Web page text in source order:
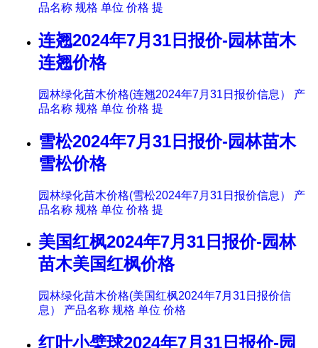
品名称 规格 单位 价格 提
连翘2024年7月31日报价-园林苗木
连翘价格
园林绿化苗木价格(连翘2024年7月31日报价信息） 产
品名称 规格 单位 价格 提
雪松2024年7月31日报价-园林苗木
雪松价格
园林绿化苗木价格(雪松2024年7月31日报价信息） 产
品名称 规格 单位 价格 提
美国红枫2024年7月31日报价-园林
苗木美国红枫价格
园林绿化苗木价格(美国红枫2024年7月31日报价信
息） 产品名称 规格 单位 价格
红叶小檗球2024年7月31日报价-园